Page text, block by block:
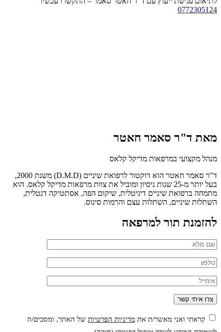
0772305124
מאת ד"ר סאמר חאטר
מנהל מקצועי במרפאות מדיקל קלאס
ד"ר סאמר חאטר הוא דוקטור לרפואת שיניים (D.M.D) משנת 2000,
בעל יותר מ-25 שנות ניסיון ומוביל את צוות מרפאות מדיקל קלאס. הוא
מתמחה ברפואת שיניים דיגיטלית, שיקום הפה, אסתטיקה דנטלית,
השתלות שיניים, השתלות עצם והרמות סינוס.
להזמנת תור למרפאה
קראתי ואני מאשר/ת את מדיניות הפרטיות של האתר, ומסכים/ה